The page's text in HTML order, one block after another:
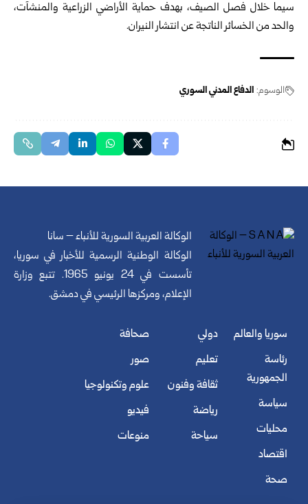
سيما خلال فصل الصيف، بهدف حماية الأراضي الزراعية والمنشآت،
والحد من الخسائر الناتجة عن انتشار النيران.
الوسوم: الدفاع المدني السوري
الوكالة العربية السورية للأنباء – سانا
الوكالة الوطنية الرسمية للأخبار في سوريا،
تأسست في 24 يونيو 1965. تتبع وزارة
الإعلام، ومركزها الرئيسي في دمشق.
سوريا والعالم
رئاسة
الجمهورية
سياسة
محليات
اقتصاد
صحة
دولي
تعليم
ثقافة وفنون
رياضة
سياحة
صحافة
صور
علوم وتكنولوجيا
فيديو
منوعات